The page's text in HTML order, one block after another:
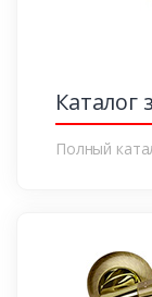
Каталог
Полный